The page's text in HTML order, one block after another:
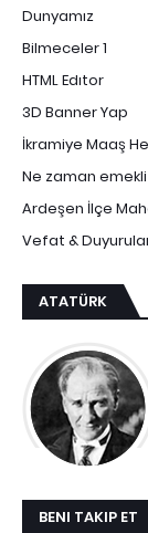
Dunyamız
Bilmeceler 1
HTML Edıtor
3D Banner Yap
İkramiye Maaş
Ne zaman
Ardeşen İlçe
Vefat &
ATATÜRK
BENI TAKIP ET